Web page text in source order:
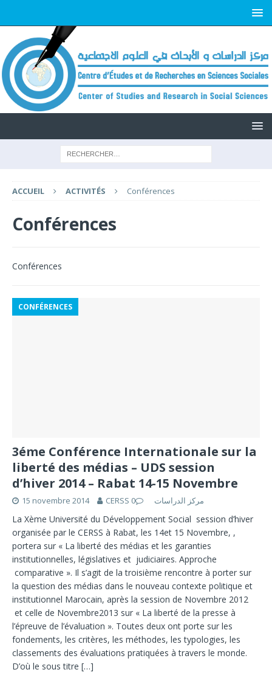
ACCUEIL ACTIVITÉS Conférences
Conférences
Conférences
CONFÉRENCES
3éme Conférence Internationale sur la
liberté des médias – UDS session
d’hiver 2014 – Rabat 14-15 Novembre
15 novembre 2014 CERSS مركز الدراسات 0
La Xème Université du Développement Social session d’hiver
organisée par le CERSS à Rabat, les 14et 15 Novembre, ,
portera sur « La liberté des médias et les garanties
institutionnelles, législatives et judiciaires. Approche
comparative ». Il s’agit de la troisième rencontre à porter sur
la question des médias dans le nouveau contexte politique et
institutionnel Marocain, après la session de Novembre 2012
et celle de Novembre2013 sur « La liberté de la presse à
l’épreuve de l’évaluation ». Toutes deux ont porte sur les
fondements, les critères, les méthodes, les typologies, les
classements des évaluations pratiquées à travers le monde.
D’où le sous titre […]